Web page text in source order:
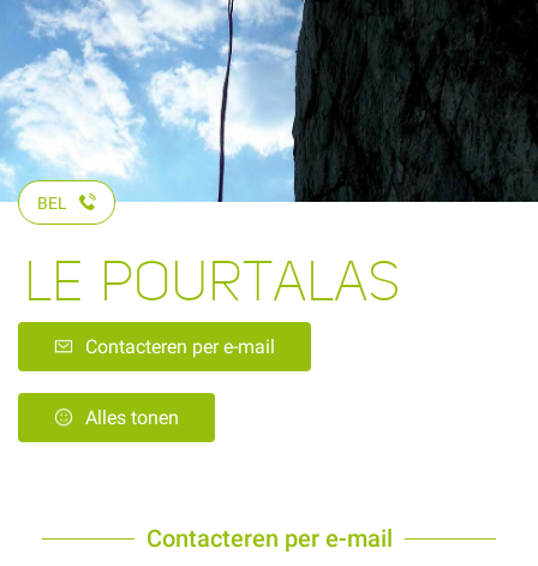
BEL
LE POURTALAS
Contacteren per e-mail
Alles tonen
Contacteren per e-mail